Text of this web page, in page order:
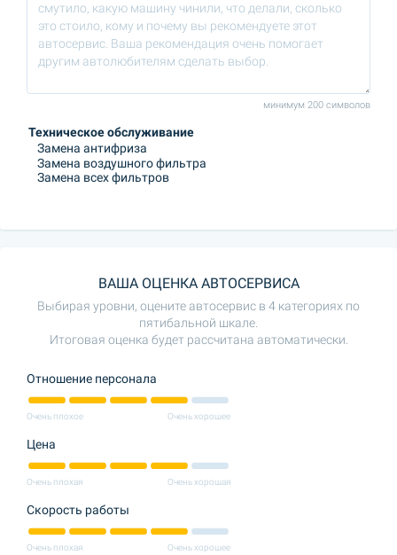
минимум 200 символов
ВАША ОЦЕНКА АВТОСЕРВИСА
Выбирая уровни, оцените автосервис в 4 категориях по
пятибальной шкале.
Итоговая оценка будет рассчитана автоматически.
Отношение персонала
Очень плохое Очень хорошее
Цена
Очень плохая Очень хорошая
Скорость работы
Очень плохая Очень хорошее